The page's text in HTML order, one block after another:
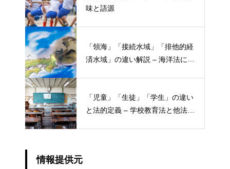
味と語源
「領海」「接続水域」「排他的経
済水域」の違い解説 – 海洋法にお
「児童」「生徒」「学生」の違い
と法的定義 – 学校教育法と他法律
情報提供元